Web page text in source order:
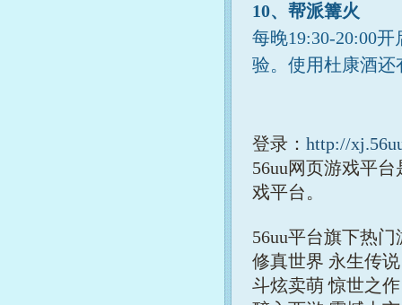
10、帮派篝火
每晚19:30-20:00
验。使用杜康酒
登录： http://
56uu网页游戏平
戏平台。
56uu平台旗下热门
修真世界 永生传
斗炫卖萌 惊世之